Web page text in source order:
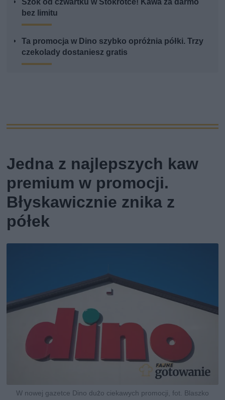
Szok od czwartku w Stokrotce! Kawa za darmo
bez limitu
Ta promocja w Dino szybko opróżnia półki. Trzy
czekolady dostaniesz gratis
Jedna z najlepszych kaw
premium w promocji.
Błyskawicznie znika z
półek
W nowej gazetce Dino dużo ciekawych promocji, fot. Blaszko